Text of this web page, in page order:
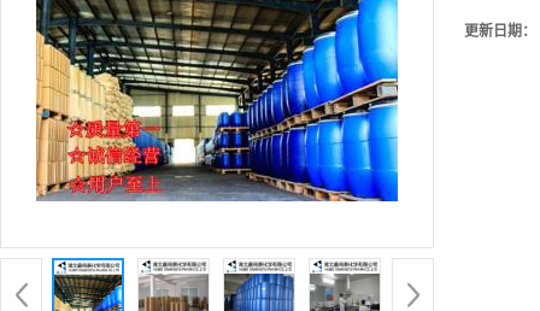
更新日期：